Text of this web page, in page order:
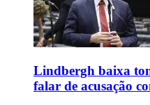
Lindbergh baixa
falar de acusação